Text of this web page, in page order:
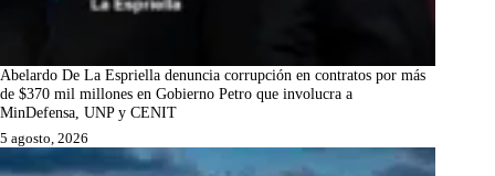
Abelardo De La Espriella denuncia corrupción en contratos por más
de $370 mil millones en Gobierno Petro que involucra a
MinDefensa, UNP y CENIT
5 agosto, 2026